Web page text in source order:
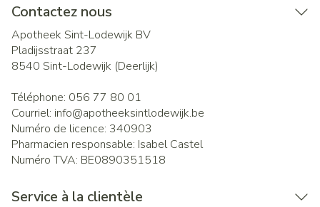
Contactez nous
Apotheek Sint-Lodewijk BV
Pladijsstraat 237
8540 Sint-Lodewijk (Deerlijk)
Téléphone: 056 77 80 01
Courriel: info@apotheeksintlodewijk.be
Numéro de licence: 340903
Pharmacien responsable: Isabel Castel
Numéro TVA: BE0890351518
Service à la clientèle